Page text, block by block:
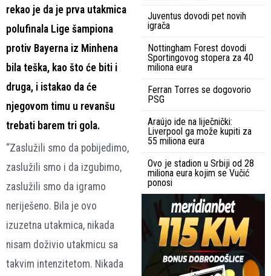
rekao je da je prva utakmica
polufinala Lige šampiona
protiv Bayerna iz Minhena
bila teška, kao što će biti i
druga, i istakao da će
njegovom timu u revanšu
trebati barem tri gola.
“Zaslužili smo da pobijedimo,
zaslužili smo i da izgubimo,
zaslužili smo da igramo
neriješeno. Bila je ovo
izuzetna utakmica, nikada
nisam doživio utakmicu sa
takvim intenzitetom. Nikada
Juventus dovodi pet novih
igrača
Nottingham Forest dovodi
Sportingovog stopera za 40
miliona eura
Ferran Torres se dogovorio
PSG
Araújo ide na liječnički:
Liverpool ga može kupiti za
55 miliona eura
Ovo je stadion u Srbiji od 28
miliona eura kojim se Vučić
ponosi